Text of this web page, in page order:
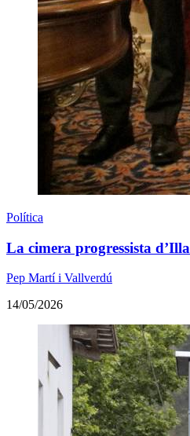
Política
La cimera progressista d’Illa
Pep Martí i Vallverdú
14/05/2026